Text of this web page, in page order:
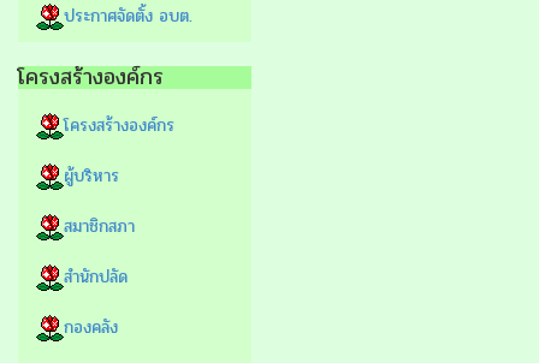
ประกาศจัดตั้ง อบต.
โครงสร้างองค์กร
โครงสร้างองค์กร
ผู้บริหาร
สมาชิกสภา
สำนักปลัด
กองคลัง